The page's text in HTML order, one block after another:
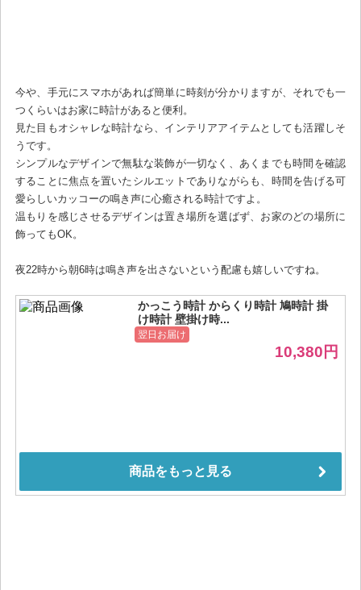
今や、手元にスマホがあれば簡単に時刻が分かりますが、それでも一
つくらいはお家に時計があると便利。
見た目もオシャレな時計なら、インテリアアイテムとしても活躍しそ
うです。
シンプルなデザインで無駄な装飾が一切なく、あくまでも時間を確認
することに焦点を置いたシルエットでありながらも、時間を告げる可
愛らしいカッコーの鳴き声に心癒される時計ですよ。
温もりを感じさせるデザインは置き場所を選ばず、お家のどの場所に
飾ってもOK。
夜22時から朝6時は鳴き声を出さないという配慮も嬉しいですね。